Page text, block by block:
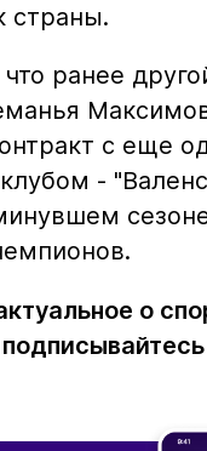
страны.
ранее
с еще
-
о